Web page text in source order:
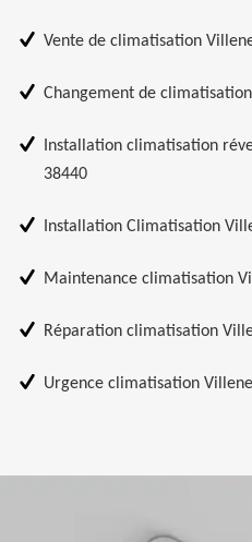
Vente de climatisation
Changement de
Installation climatisation
38440
Installation Climatisation
Maintenance climatisation
Réparation climatisation
Urgence climatisation